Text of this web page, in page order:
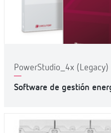
PowerStudio_4x (Legacy)
Software de gestión